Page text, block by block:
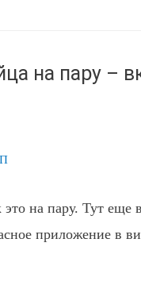
на пару –
на пару. Тут еще
приложение в